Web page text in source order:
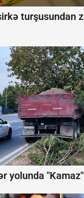
turşusundan
yolunda "Kamaz"